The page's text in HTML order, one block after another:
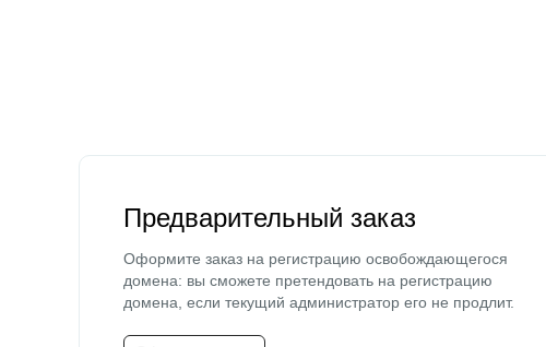
Предварительный заказ
Оформите заказ на регистрацию освобождающегося
домена: вы сможете претендовать на регистрацию
домена, если текущий администратор его не продлит.